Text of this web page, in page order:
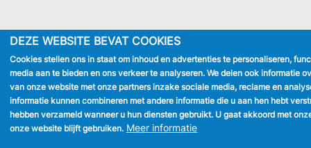
DEZE WEBSITE BEVAT COOKIES
Cookies stellen ons in staat om inhoud en advertenties te personaliseren,
media aan te bieden en ons verkeer te analyseren. We delen ook informatie
van onze website met onze partners inzake sociale media, reclame en
informatie kunnen combineren met andere informatie die u aan hen hebt
hebben verzameld wanneer u hun diensten gebruikt. U gaat akkoord met
onze website blijft gebruiken. Meer informatie